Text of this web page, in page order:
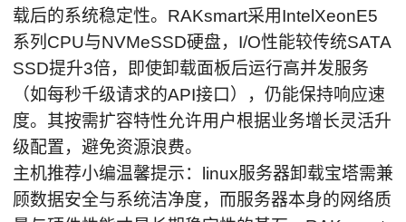
载后的系统稳定性。RAKsmart采用IntelXeonE5
系列CPU与NVMeSSD硬盘，I/O性能较传统SATA
SSD提升3倍，即使卸载面板后运行高并发服务
（如每秒千级请求的API接口），仍能保持响应速
度。其按需扩容特性允许用户根据业务增长灵活升
级配置，避免资源浪费。
主机推荐小编温馨提示：linux服务器卸载宝塔需兼
顾数据安全与系统洁净度，而服务器本身的网络质